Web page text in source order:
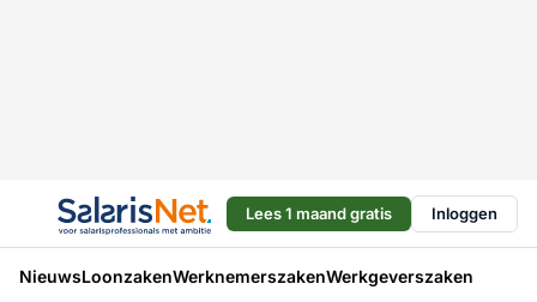
Lees 1 maand gratis Inloggen
NieuwsLoonzakenWerknemerszakenWerkgeverszaken